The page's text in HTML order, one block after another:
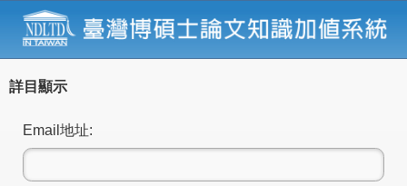
詳目顯示
Email地址: